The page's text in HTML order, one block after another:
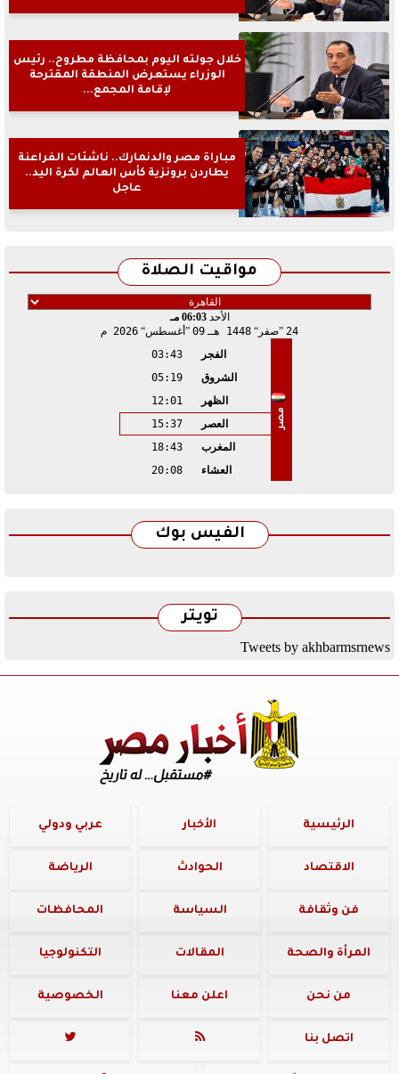
خلال جولته اليوم بمحافظة مطروح.. رئيس
الوزراء يستعرض المنطقة المقترحة
لإقامة المجمع...
مباراة مصر والدنمارك.. ناشئات الفراعنة
يطاردن برونزية كأس العالم لكرة اليد..
عاجل
مواقيت الصلاة
الأحد06:03 مـ
24 صفر 1448 هـ 09 أغسطس 2026 م
مصر
الفجر
03:43
الشروق
05:19
الظهر
12:01
العصر
15:37
المغرب
18:43
العشاء
20:08
الفيس بوك
تويتر
Tweets by akhbarmsrnews
الرئيسية الأخبار عربي ودولي
الاقتصاد الحوادث الرياضة
فن وثقافة السياسة المحافظات
المرأة والصحة المقالات التكنولوجيا
من نحن اعلن معنا الخصوصية
اتصل بنا 
